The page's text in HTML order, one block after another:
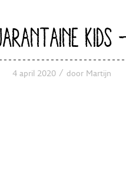
KIDS
4 april 2020 / door Martijn